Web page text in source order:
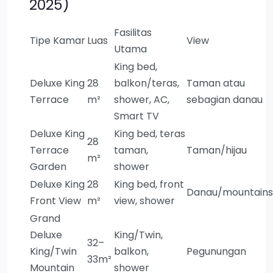
2025)
Tipe KamarLuas
Fasilitas
Utama
View
Deluxe King
Terrace
28
m²
King bed,
balkon/teras,
shower, AC,
Smart TV
Taman atau
sebagian danau
Deluxe King
Terrace
Garden
28
m²
King bed, teras
taman,
shower
Taman/hijau
Deluxe King
Front View
28
m²
King bed, front
view, shower
Danau/mountains
Grand
Deluxe
King/Twin
Mountain
32–
33m²
King/Twin,
balkon,
shower
Pegunungan